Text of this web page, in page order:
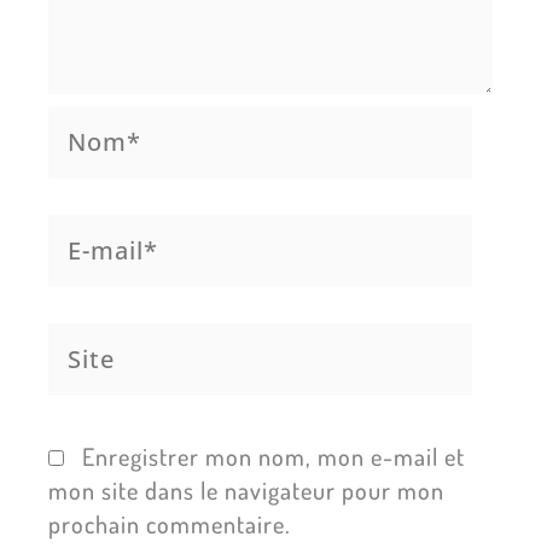
mail*
Enregistrer mon nom, mon e-mail et
mon site dans le navigateur pour mon
prochain commentaire.